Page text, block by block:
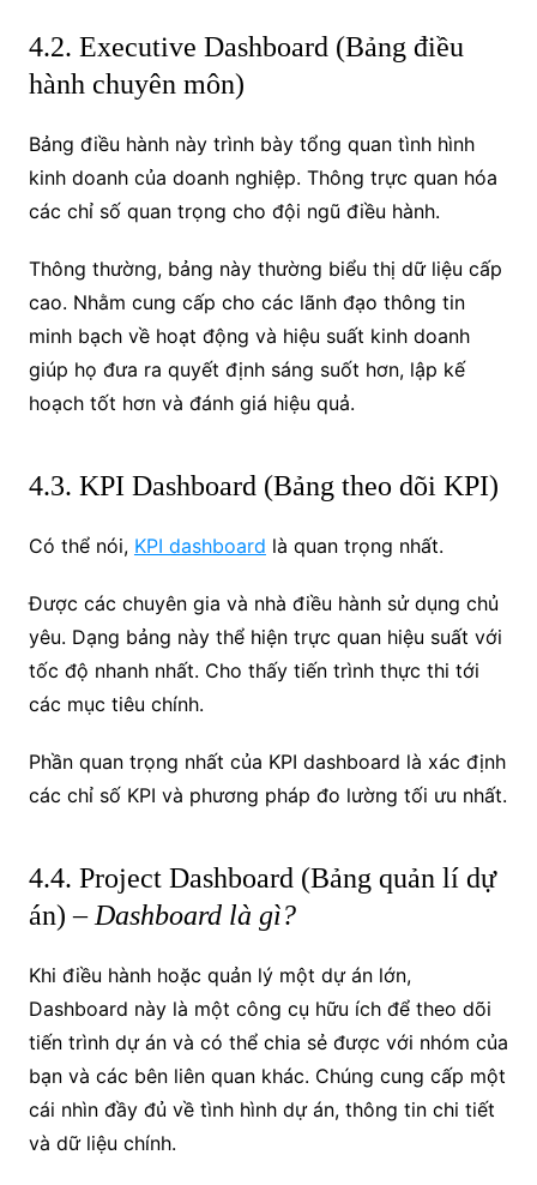
4.2. Executive Dashboard (Bảng điều
hành chuyên môn)
Bảng điều hành này trình bày tổng quan tình hình
kinh doanh của doanh nghiệp. Thông trực quan hóa
các chỉ số quan trọng cho đội ngũ điều hành.
Thông thường, bảng này thường biểu thị dữ liệu cấp
cao. Nhằm cung cấp cho các lãnh đạo thông tin
minh bạch về hoạt động và hiệu suất kinh doanh
giúp họ đưa ra quyết định sáng suốt hơn, lập kế
hoạch tốt hơn và đánh giá hiệu quả.
4.3. KPI Dashboard (Bảng theo dõi KPI)
Có thể nói, KPI dashboard là quan trọng nhất.
Được các chuyên gia và nhà điều hành sử dụng chủ
yêu. Dạng bảng này thể hiện trực quan hiệu suất với
tốc độ nhanh nhất. Cho thấy tiến trình thực thi tới
các mục tiêu chính.
Phần quan trọng nhất của KPI dashboard là xác định
các chỉ số KPI và phương pháp đo lường tối ưu nhất.
4.4. Project Dashboard (Bảng quản lí dự
án) – Dashboard là gì?
Khi điều hành hoặc quản lý một dự án lớn,
Dashboard này là một công cụ hữu ích để theo dõi
tiến trình dự án và có thể chia sẻ được với nhóm của
bạn và các bên liên quan khác. Chúng cung cấp một
cái nhìn đầy đủ về tình hình dự án, thông tin chi tiết
và dữ liệu chính.